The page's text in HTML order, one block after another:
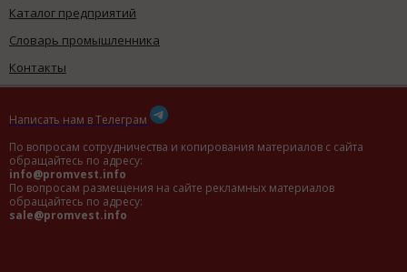
Каталог предприятий
Словарь промышленника
Контакты
Написать нам в Телеграм
По вопросам сотрудничества и копирования материалов с сайта
обращайтесь по адресу:
info@promvest.info
По вопросам размещения на сайте рекламных материалов
обращайтесь по адресу:
sale@promvest.info